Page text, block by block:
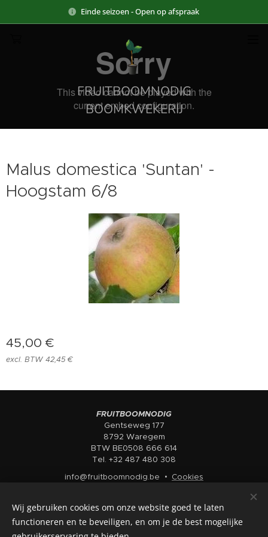
Einde seizoen - Open op afspraak
FRUITBOOMNODIG
BOOMKWEKERIJ
Malus domestica 'Suntan' -
Hoogstam 6/8
45,00 €
excl. BTW 42,45 €
FRUITBOOMNODIG
Gentseweg 177
8792 Waregem
BTW BE0508 666 614
Tel. +32 487 480 308
info@fruitboomnodig.be
Cookies
English
Wij gebruiken cookies om onze website goed te laten
functioneren en te beveiligen, en om je de best mogelijke